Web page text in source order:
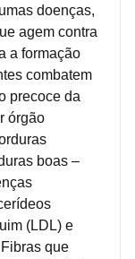
doenças,
agem contra
a formação
combatem
precoce da
órgão
boas –
(LDL) e
que